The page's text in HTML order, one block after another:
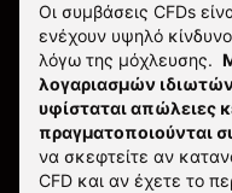
Οι συμβάσεις CFDs
ενέχουν υψηλό
λόγω της μόχλευσης.
λογαριασμών
υφίσταται απώλειες
πραγματοποιούνται
να σκεφτείτε αν
CFD και αν έχετε το